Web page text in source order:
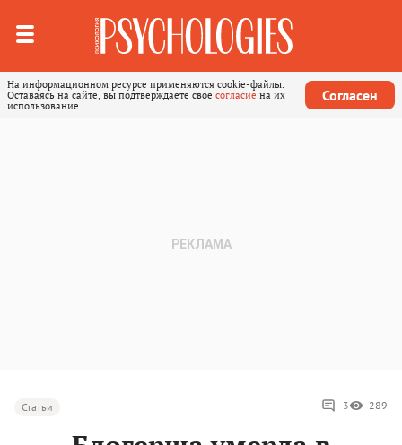
На информационном ресурсе применяются cookie-файлы.
Оставаясь на сайте, вы подтверждаете свое согласие на их
использование.
Согласен
Статьи 3 289